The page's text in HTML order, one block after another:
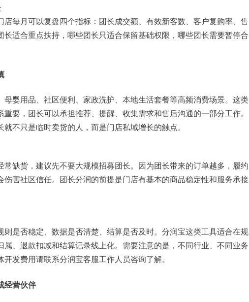
每月可以复盘四个指标：团长成交额、有效新客数、客户复购率、售
适合重点扶持，哪些团长只适合保留基础权限，哪些团长需要暂停合
婴用品、社区便利、家政洗护、本地生活套餐等高频消费场景。这类
要，团长可以承担推荐、提醒、收集需求和售后沟通的一部分工作。
就不只是临时卖货的人，而是门店私域增长的触点。
缺货，建议先不要大规模招募团长。因为团长带来的订单越多，履约
害社区信任。团长分润的前提是门店有基本的商品稳定性和服务承接
是否稳定、数据是否清楚、结算是否及时。分润宝这类工具适合在规
、退款扣减和结算记录线上化。需要注意的是，不同行业、不同业务
发费用请联系分润宝客服工作人员咨询了解。
经营伙伴